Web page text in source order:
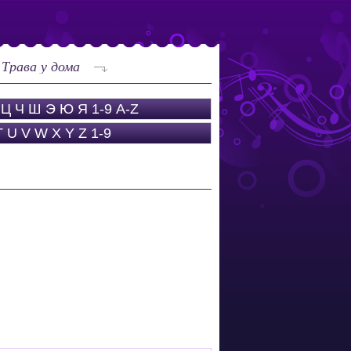
Трава у дома
Ц Ч Ш Э Ю Я 1-9 A-Z
U V W X Y Z 1-9